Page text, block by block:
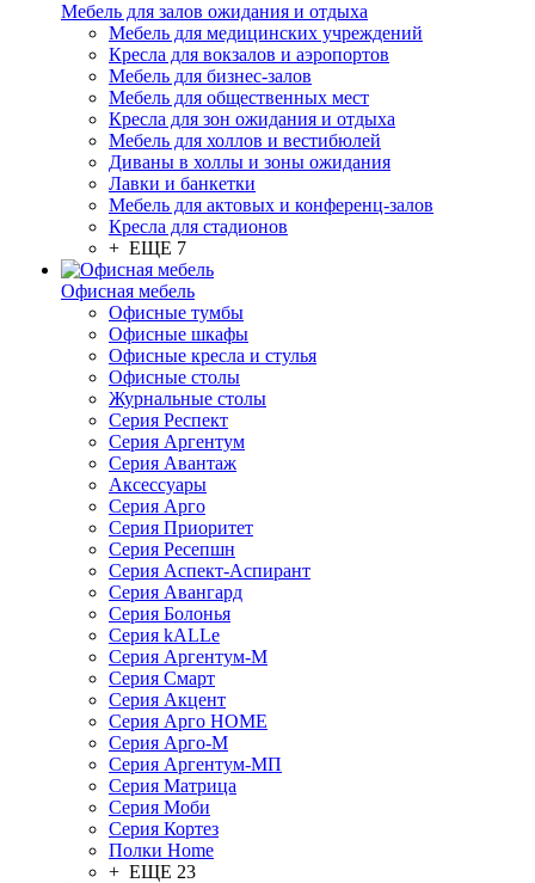
Мебель для залов ожидания и отдыха
Мебель для медицинских учреждений
Кресла для вокзалов и аэропортов
Мебель для бизнес-залов
Мебель для общественных мест
Кресла для зон ожидания и отдыха
Мебель для холлов и вестибюлей
Диваны в холлы и зоны ожидания
Лавки и банкетки
Мебель для актовых и конференц-залов
Кресла для стадионов
+ ЕЩЕ 7
Офисная мебель
Офисные тумбы
Офисные шкафы
Офисные кресла и стулья
Офисные столы
Журнальные столы
Серия Респект
Серия Аргентум
Серия Авантаж
Аксессуары
Серия Арго
Серия Приоритет
Серия Ресепшн
Серия Аспект-Аспирант
Серия Авангард
Серия Болонья
Серия kALLe
Серия Аргентум-М
Серия Смарт
Серия Акцент
Серия Арго HOME
Серия Арго-М
Серия Аргентум-МП
Серия Матрица
Серия Моби
Серия Кортез
Полки Home
+ ЕЩЕ 23